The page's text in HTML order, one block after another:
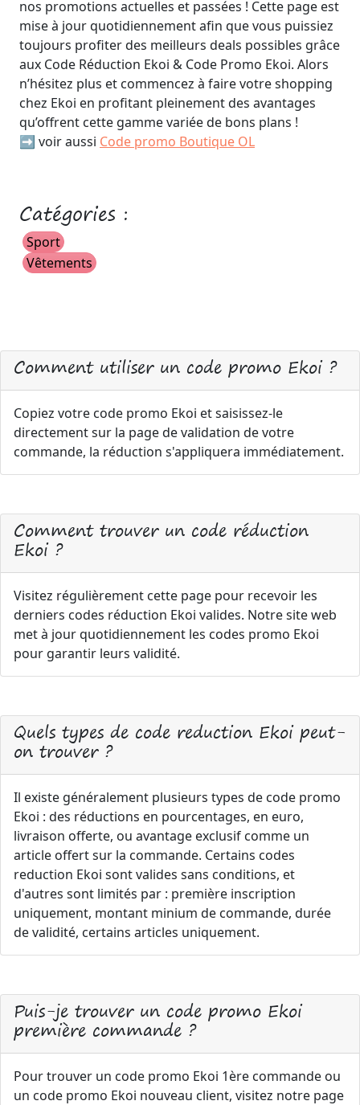
nos promotions actuelles et passées ! Cette page est
mise à jour quotidiennement afin que vous puissiez
toujours profiter des meilleurs deals possibles grâce
aux Code Réduction Ekoi & Code Promo Ekoi. Alors
n’hésitez plus et commencez à faire votre shopping
chez Ekoi en profitant pleinement des avantages
qu’offrent cette gamme variée de bons plans !
➡️ voir aussi Code promo Boutique OL
Catégories :
Sport
Vêtements
Comment utiliser un code promo Ekoi ?
Copiez votre code promo Ekoi et saisissez-le
directement sur la page de validation de votre
commande, la réduction s'appliquera immédiatement.
Comment trouver un code réduction
Ekoi ?
Visitez régulièrement cette page pour recevoir les
derniers codes réduction Ekoi valides. Notre site web
met à jour quotidiennement les codes promo Ekoi
pour garantir leurs validité.
Quels types de code reduction Ekoi peut-
on trouver ?
Il existe généralement plusieurs types de code promo
Ekoi : des réductions en pourcentages, en euro,
livraison offerte, ou avantage exclusif comme un
article offert sur la commande. Certains codes
reduction Ekoi sont valides sans conditions, et
d'autres sont limités par : première inscription
uniquement, montant minium de commande, durée
de validité, certains articles uniquement.
Puis-je trouver un code promo Ekoi
première commande ?
Pour trouver un code promo Ekoi 1ère commande ou
un code promo Ekoi nouveau client, visitez notre page